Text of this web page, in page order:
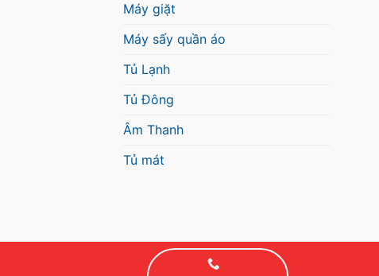
Máy giặt
Máy sấy quần áo
Tủ Lạnh
Tủ Đông
Âm Thanh
Tủ mát